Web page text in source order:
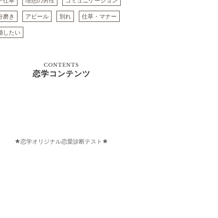
磨き アピール 別れ 仕草・マナー
したい
CONTENTS
恋学コンテンツ
恋学オリジナル恋愛診断テスト